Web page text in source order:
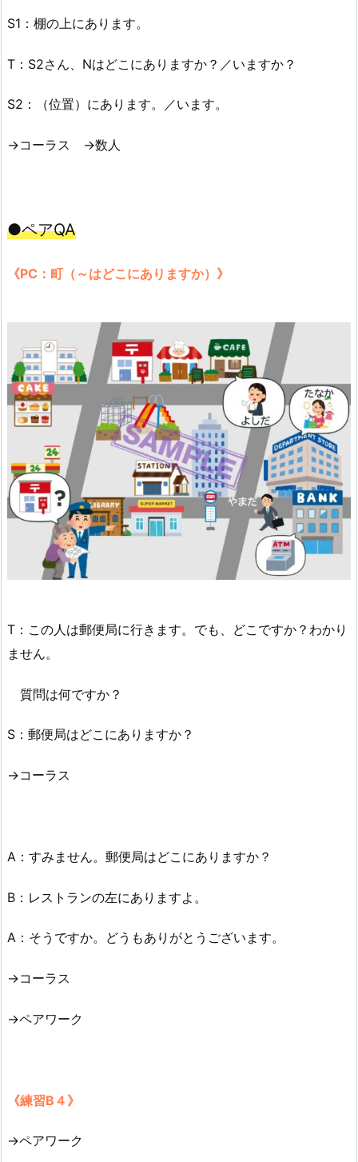
S1：棚の上にあります。
T：S2さん、Nはどこにありますか？／いますか？
S2：（位置）にあります。／います。
→コーラス →数人
●ペアQA
《PC：町（～はどこにありますか）》
T：この人は郵便局に行きます。でも、どこですか？わかり
ません。
質問は何ですか？
S：郵便局はどこにありますか？
→コーラス
A：すみません。郵便局はどこにありますか？
B：レストランの左にありますよ。
A：そうですか。どうもありがとうございます。
→コーラス
→ペアワーク
《練習B４》
→ペアワーク